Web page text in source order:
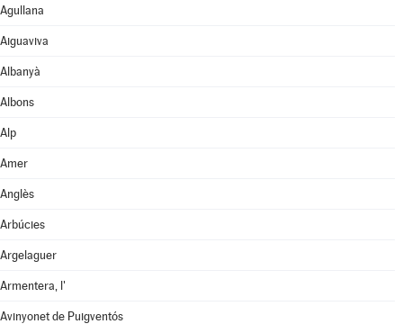
Agullana
Aiguaviva
Albanyà
Albons
Alp
Amer
Anglès
Arbúcies
Argelaguer
Armentera, l'
Avinyonet de Puigventós